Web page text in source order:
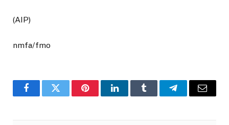
(AIP)
nmfa/fmo
FacebookTwitter PinterestLinkedInTumblr TelegramEmail